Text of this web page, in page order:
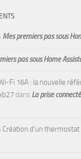
Mes premiers pas sous
pas sous Home
Fi 16A : la nouvelle
dans La prise
Création d’un